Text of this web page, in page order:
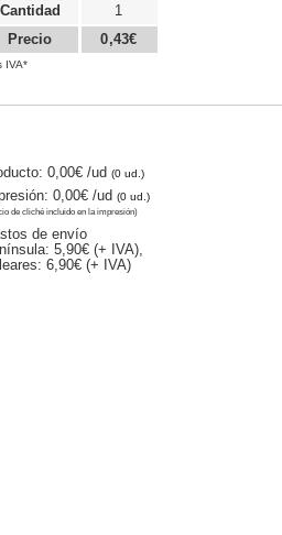
Cantidad
Precio
1
0,43€
IVA*
0,00€ /ud (0 ud.)
0,00€ /ud (0 ud.)
de cliché incluido en la impresión)
de envío
5,90€ (+ IVA),
6,90€ (+ IVA)